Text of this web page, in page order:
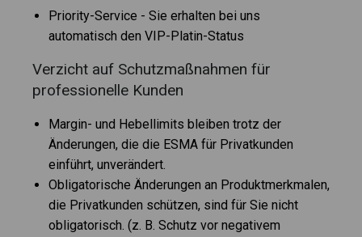
Priority-Service - Sie erhalten bei uns
automatisch den VIP-Platin-Status
Verzicht auf Schutzmaßnahmen für
professionelle Kunden
Margin- und Hebellimits bleiben trotz der
Änderungen, die die ESMA für Privatkunden
einführt, unverändert.
Obligatorische Änderungen an Produktmerkmalen,
die Privatkunden schützen, sind für Sie nicht
obligatorisch. (z. B. Schutz vor negativem